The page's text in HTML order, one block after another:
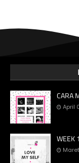
CARA
April
WEEK